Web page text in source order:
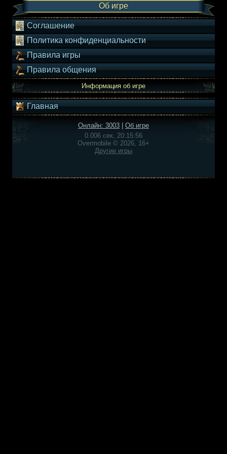
Об игре
Соглашение
Политика конфиденциальности
Правила игры
Правила общения
Информация об игре
Главная
Онлайн: 3003
Об игре
0.006 сек, 20:15:56
Overmobile © 2026, 16+
Другие игры